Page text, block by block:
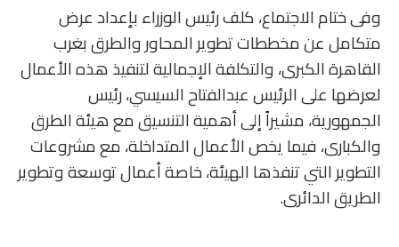
وفى ختام الاجتماع، كلف رئيس الوزراء بإعداد عرض
متكامل عن مخططات تطوير المحاور والطرق بغرب
القاهرة الكبرى، والتكلفة الإجمالية لتنفيذ هذه الأعمال
لعرضها على الرئيس عبدالفتاح السيسي، رئيس
الجمهورية، مشيراً إلى أهمية التنسيق مع هيئة الطرق
والكبارى، فيما يخص الأعمال المتداخلة، مع مشروعات
التطوير التي تنفذها الهيئة، خاصة أعمال توسعة وتطوير
الطريق الدائرى.